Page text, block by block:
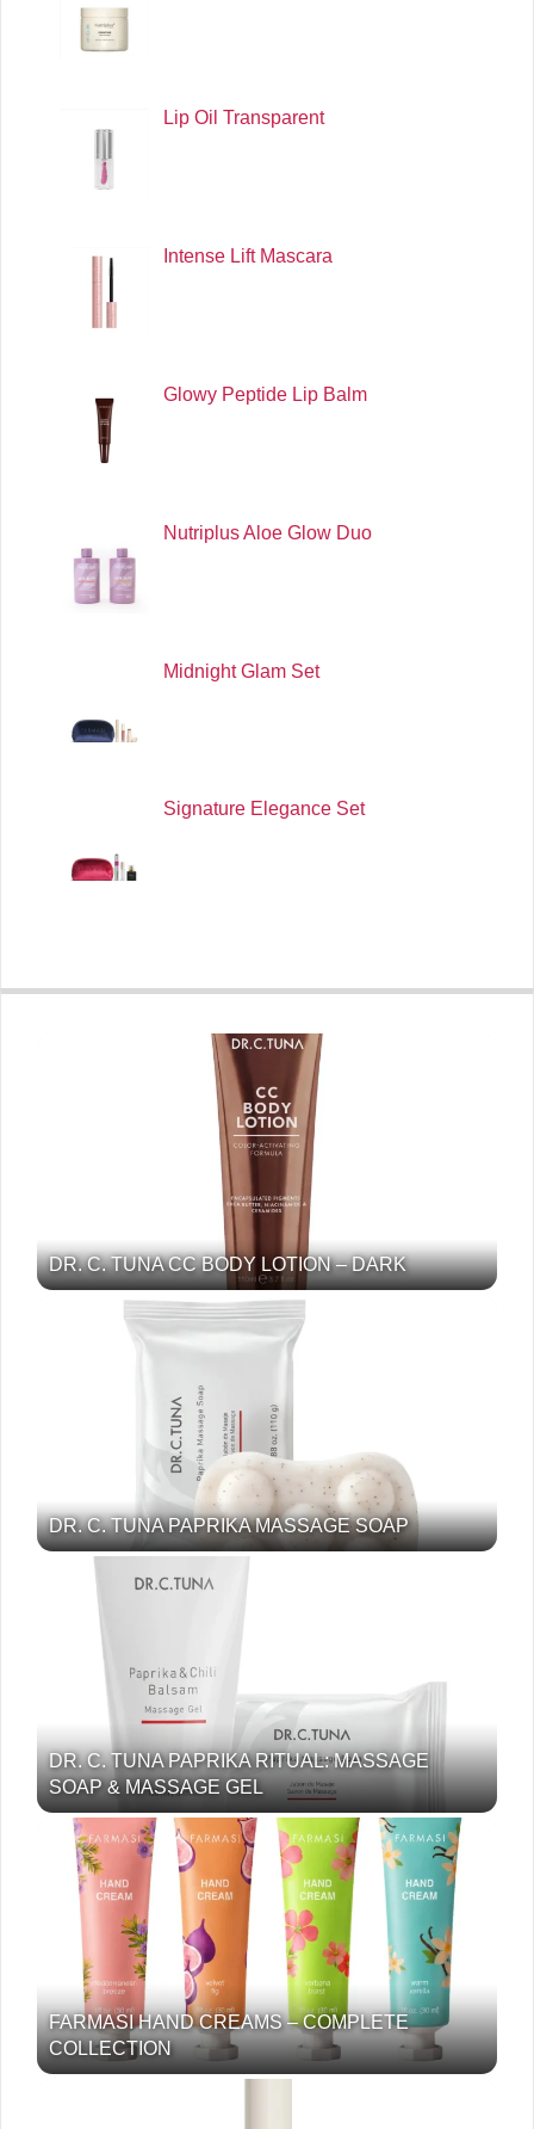
Lip Oil Transparent
Intense Lift Mascara
Glowy Peptide Lip Balm
Nutriplus Aloe Glow Duo
Midnight Glam Set
Signature Elegance Set
DR. C. TUNA CC BODY LOTION – DARK
DR. C. TUNA PAPRIKA MASSAGE SOAP
DR. C. TUNA PAPRIKA RITUAL: MASSAGE
SOAP & MASSAGE GEL
FARMASI HAND CREAMS – COMPLETE
COLLECTION